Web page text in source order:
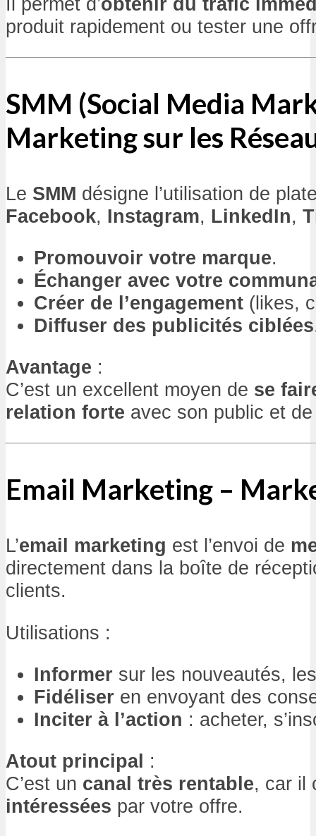
produit rapidement ou tester une
SMM (Social Media
Marketing sur les
Le SMM désigne l’utilisation de
Facebook, Instagram, LinkedIn,
Promouvoir votre marque.
Échanger avec votre
Créer de l’engagement (likes,
Diffuser des publicités ciblées
Avantage :
C’est un excellent moyen de se
relation forte avec son public et
Email Marketing –
L’email marketing est l’envoi de
directement dans la boîte de
clients.
Utilisations :
Informer sur les nouveautés,
Fidéliser en envoyant des
Inciter à l’action : acheter,
Atout principal :
C’est un canal très rentable, car il
intéressées par votre offre.